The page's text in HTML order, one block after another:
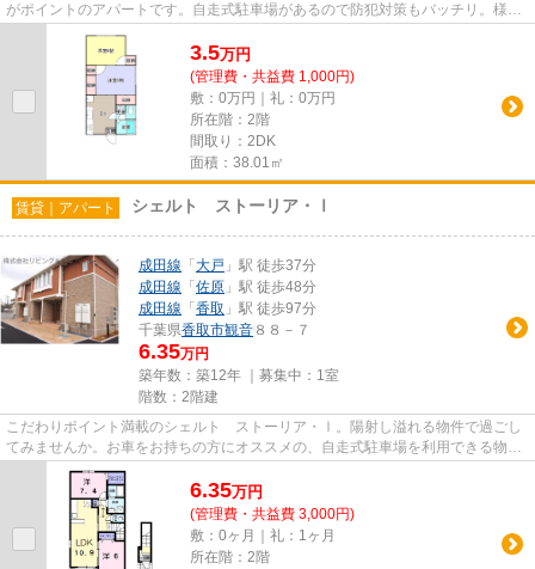
がポイントのアパートです。自走式駐車場があるので防犯対策もバッチリ。様々
3.5万円
(管理費・共益費 1,000円)
敷：0万円｜礼：0万円
所在階：2階
間取り：2DK
面積：38.01㎡
賃貸｜アパート シェルト ストーリア・Ⅰ
成田線 「 大戸 」駅 徒歩37分
成田線 「 佐原 」駅 徒歩48分
成田線 「 香取 」駅 徒歩97分
千葉県香取市観音 ８８－７
6.35万円
築年数：築12年 ｜募集中： 1室
階数：2階建
こだわりポイント満載のシェルト ストーリア・Ⅰ。陽射し溢れる物件で過ごし
てみませんか。お車をお持ちの方にオススメの、自走式駐車場を利用できる物件
です。こちらの物件は築9年で...
6.35万円
(管理費・共益費 3,000円)
敷：0ヶ月｜礼：1ヶ月
所在階：2階